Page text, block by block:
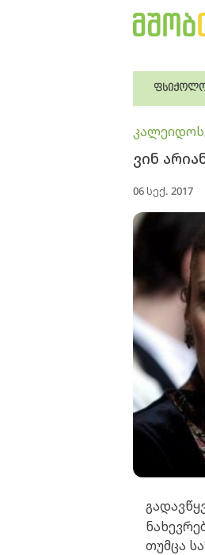
ვინ
06 სექ. 2017
თუმცა